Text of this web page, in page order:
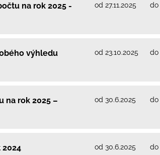
na rok 2025 -
od 27.11.2025 do
výhledu
od 23.10.2025 do
na rok 2025 –
od 30.6.2025 do
2024 od 30.6.2025 do